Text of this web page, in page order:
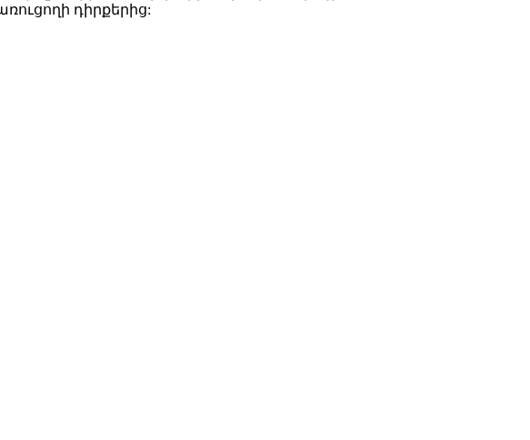
դիրքերից: